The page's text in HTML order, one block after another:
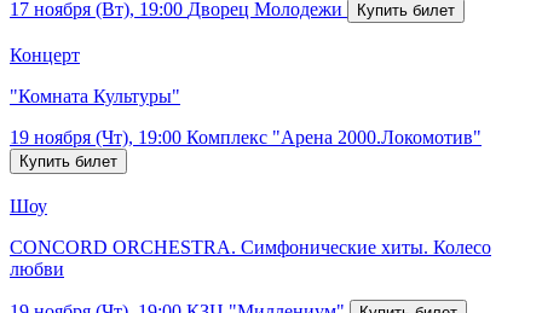
17 ноября (Вт), 19:00 Дворец Молодежи
Концерт
"Комната Культуры"
19 ноября (Чт), 19:00 Комплекс "Арена 2000.Локомотив"
Шоу
CONCORD ORCHESTRA. Симфонические хиты. Колесо
любви